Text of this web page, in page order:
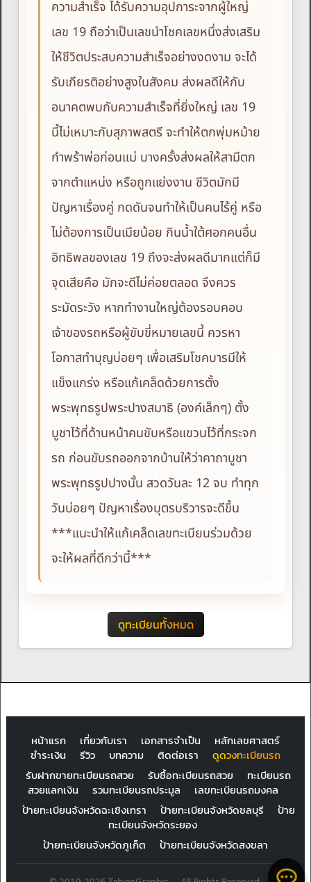
ความสำเร็จ ได้รับความอุปการะจากผู้ใหญ่
เลข 19 ถือว่าเป็นเลขนำโชคเลขหนึ่งส่งเสริม
ให้ชีวิตประสบความสำเร็จอย่างงดงาม จะได้
รับเกียรติอย่างสูงในสังคม ส่งผลดีให้กับ
อนาคตพบกับความสำเร็จที่ยิ่งใหญ่ เลข 19
นี้ไม่เหมาะกับสุภาพสตรี จะทำให้ตกพุ่มหม้าย
กำพร้าพ่อก่อนแม่ บางครั้งส่งผลให้สามีตก
จากตำแหน่ง หรือถูกแย่งงาน ชีวิตมักมี
ปัญหาเรื่องคู่ กดดันจนทำให้เป็นคนไร้คู่ หรือ
ไม่ต้องการเป็นเมียน้อย กินน้ำใต้ศอกคนอื่น
อิทธิพลของเลข 19 ถึงจะส่งผลดีมากแต่ก็มี
จุดเสียคือ มักจะดีไม่ค่อยตลอด จึงควร
ระมัดระวัง หากทำงานใหญ่ต้องรอบคอบ
เจ้าของรถหรือผู้ขับขี่หมายเลขนี้ ควรหา
โอกาสทำบุญบ่อยๆ เพื่อเสริมโชคบารมีให้
แข็งแกร่ง หรือแก้เคล็ดด้วยการตั้ง
พระพุทธรูปพระปางสมาธิ (องค์เล็กๆ) ตั้ง
บูชาไว้ที่ด้านหน้าคนขับหรือแขวนไว้ที่กระจก
รถ ก่อนขับรถออกจากบ้านให้ว่าคาถาบูชา
พระพุทธรูปปางนั้น สวดวันละ 12 จบ ทำทุก
วันบ่อยๆ ปัญหาเรื่องบุตรบริวารจะดีขึ้น
***แนะนำให้แก้เคล็ดเลขทะเบียนร่วมด้วย
จะให้ผลที่ดีกว่านี้***
ดูทะเบียนทั้งหมด
หน้าแรก เกี่ยวกับเรา เอกสารจำเป็น
หลักเลขศาสตร์
ชำระเงิน
รีวิว บทความ ติดต่อเรา
ดูดวงทะเบียนรถ
รับฝากขายทะเบียนรถสวย
รับซื้อทะเบียนรถสวย
ทะเบียนรถ
สวยแลกเงิน
รวมทะเบียนรถประมูล
เลขทะเบียนรถมงคล
ป้ายทะเบียนจังหวัดฉะเชิงเทรา
ป้ายทะเบียนจังหวัดชลบุรี
ป้าย
ทะเบียนจังหวัดระยอง
ป้ายทะเบียนจังหวัดภูเก็ต
ป้ายทะเบียนจังหวัดสงขลา